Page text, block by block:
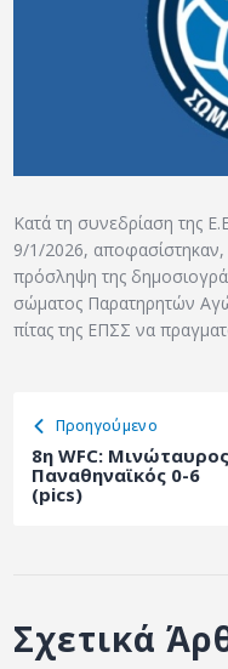
ΑΡΧΕΙΟ
Κατά τη συνεδρίαση της
9/1/2026,
πρόσληψη της
σώματος Παρατηρητών
πίτας της ΕΠΣΣ να
Προηγούμενο
8η WFC:
Παναθηναϊκός 0-6
(pics)
Σχετικά